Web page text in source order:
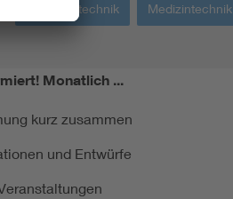
Gebäudetechnik Medizintechnik
Monatlich ...
kurz zusammen
und Entwürfe